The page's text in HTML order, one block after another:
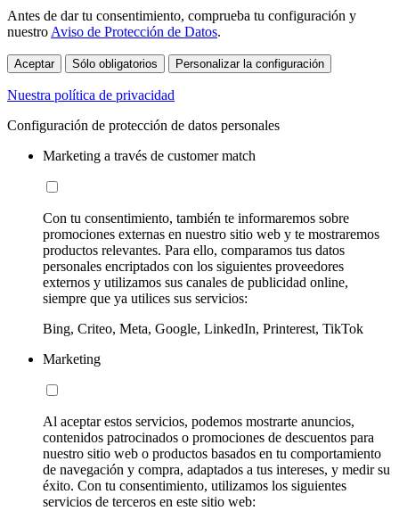
Antes de dar tu consentimiento, comprueba tu configuración y
nuestro Aviso de Protección de Datos.
Aceptar Sólo obligatorios Personalizar la configuración
Nuestra política de privacidad
Configuración de protección de datos personales
Marketing a través de customer match
Con tu consentimiento, también te informaremos sobre
promociones externas en nuestro sitio web y te mostraremos
productos relevantes. Para ello, comparamos tus datos
personales encriptados con los siguientes proveedores
externos y utilizamos sus canales de publicidad online,
siempre que ya utilices sus servicios:
Bing, Criteo, Meta, Google, LinkedIn, Printerest, TikTok
Marketing
Al aceptar estos servicios, podemos mostrarte anuncios,
contenidos patrocinados o promociones de descuentos para
nuestro sitio web o productos basados en tu comportamiento
de navegación y compra, adaptados a tus intereses, y medir su
éxito. Con tu consentimiento, utilizamos los siguientes
servicios de terceros en este sitio web: